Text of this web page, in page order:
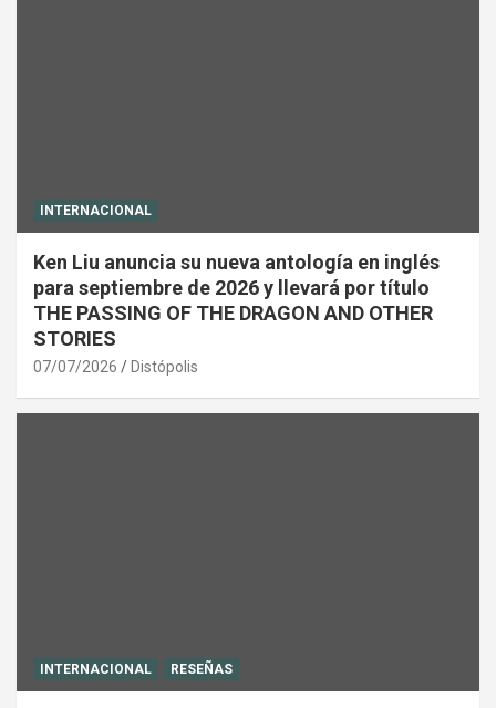
INTERNACIONAL
Ken Liu anuncia su nueva antología en inglés
para septiembre de 2026 y llevará por título
THE PASSING OF THE DRAGON AND OTHER
STORIES
07/07/2026 Distópolis
INTERNACIONAL RESEÑAS